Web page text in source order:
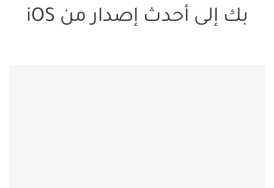
بك إلى أحدث إصدار من iOS